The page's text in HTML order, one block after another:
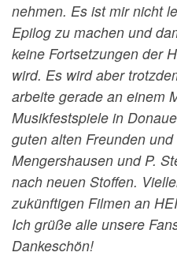
nehmen. Es ist mir nicht
Epilog zu machen und
keine Fortsetzungen der
wird. Es wird aber
arbeite gerade an einem
Musikfestspiele in
guten alten Freunden
Mengershausen und P.
nach neuen Stoffen.
zukünftigen Filmen an
Ich grüße alle unsere
Dankeschön!